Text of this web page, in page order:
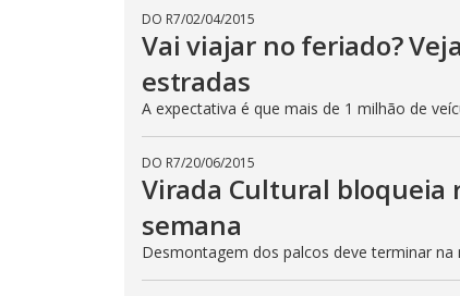
DO R7/02/04/2015
Vai viajar no feriado?
estradas
A expectativa é que mais de 1 milhão de
DO R7/20/06/2015
Virada Cultural bloqueia
semana
Desmontagem dos palcos deve terminar na